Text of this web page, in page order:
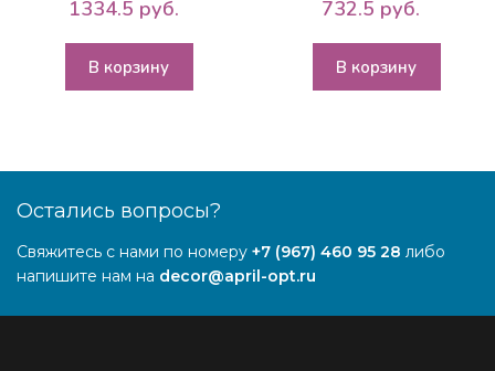
1334.5 руб.
В корзину
732.5 руб.
В корзину
Остались вопросы?
Свяжитесь с нами по номеру +7 (967) 460 95 28 либо
напишите нам на decor@april-opt.ru